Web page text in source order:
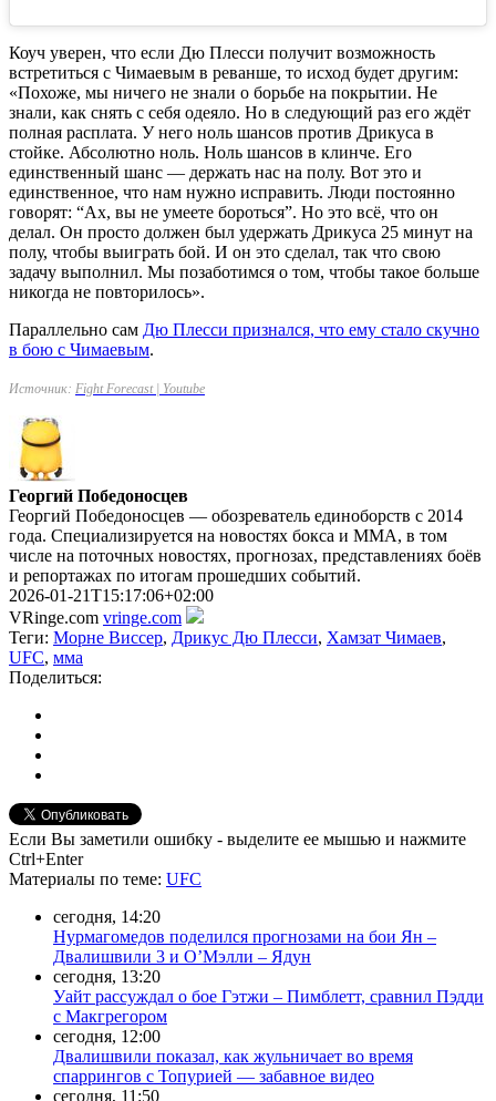
Коуч уверен, что если Дю Плесси получит возможность
встретиться с Чимаевым в реванше, то исход будет другим:
«Похоже, мы ничего не знали о борьбе на покрытии. Не
знали, как снять с себя одеяло. Но в следующий раз его ждёт
полная расплата. У него ноль шансов против Дрикуса в
стойке. Абсолютно ноль. Ноль шансов в клинче. Его
единственный шанс — держать нас на полу. Вот это и
единственное, что нам нужно исправить. Люди постоянно
говорят: “Ах, вы не умеете бороться”. Но это всё, что он
делал. Он просто должен был удержать Дрикуса 25 минут на
полу, чтобы выиграть бой. И он это сделал, так что свою
задачу выполнил. Мы позаботимся о том, чтобы такое больше
никогда не повторилось».
Параллельно сам Дю Плесси признался, что ему стало скучно
в бою с Чимаевым.
Источник: Fight Forecast | Youtube
Георгий Победоносцев
Георгий Победоносцев — обозреватель единоборств с 2014
года. Специализируется на новостях бокса и ММА, в том
числе на поточных новостях, прогнозах, представлениях боёв
и репортажах по итогам прошедших событий.
2026-01-21T15:17:06+02:00
VRinge.com vringe.com
Теги: Морне Виссер, Дрикус Дю Плесси, Хамзат Чимаев,
UFC, мма
Поделиться:
Если Вы заметили ошибку - выделите ее мышью и нажмите
Ctrl+Enter
Материалы по теме: UFC
сегодня, 14:20
Нурмагомедов поделился прогнозами на бои Ян –
Двалишвили 3 и О’Мэлли – Ядун
сегодня, 13:20
Уайт рассуждал о бое Гэтжи – Пимблетт, сравнил Пэдди
с Макгрегором
сегодня, 12:00
Двалишвили показал, как жульничает во время
спаррингов с Топурией — забавное видео
сегодня, 11:50